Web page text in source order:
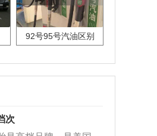
92号95号汽油区别
次